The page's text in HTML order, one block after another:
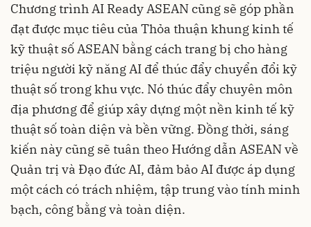
Chương trình AI Ready ASEAN cũng sẽ góp phần
đạt được mục tiêu của Thỏa thuận khung kinh tế
kỹ thuật số ASEAN bằng cách trang bị cho hàng
triệu người kỹ năng AI để thúc đẩy chuyển đổi kỹ
thuật số trong khu vực. Nó thúc đẩy chuyên môn
địa phương để giúp xây dựng một nền kinh tế kỹ
thuật số toàn diện và bền vững. Đồng thời, sáng
kiến ​​này cũng sẽ tuân theo Hướng dẫn ASEAN về
Quản trị và Đạo đức AI, đảm bảo AI được áp dụng
một cách có trách nhiệm, tập trung vào tính minh
bạch, công bằng và toàn diện.